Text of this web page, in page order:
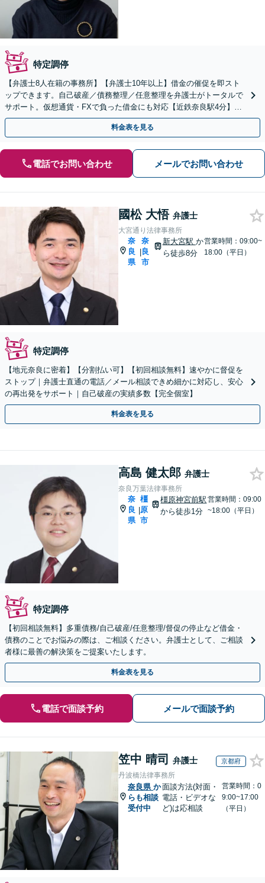
特定調停
【弁護士8人在籍の事務所】【弁護士10年以上】借金の催促を即スト
ップできます。自己破産／債務整理／任意整理を弁護士がトータルで
サポート。仮想通貨・FXで負った借金にも対応【近鉄奈良駅4分】
【夜間・休日の相談可能】【オンライン相談可能】
料金表を見る
電話でお問い合わせ メールでお問い合わせ
國松 大悟 弁護士
大宮通り法律事務所
奈
良
県
|
奈
良
市
新大宮駅 か
ら徒歩8分
営業時間：09:00~
18:00（平日）
特定調停
【地元奈良に密着】【分割払い可】【初回相談無料】速やかに督促を
ストップ｜弁護士直通の電話／メール相談できめ細かに対応し、安心
の再出発をサポート｜自己破産の実績多数【完全個室】
料金表を見る
高島 健太郎 弁護士
奈良万葉法律事務所
奈
良
県
|
橿
原
市
橿原神宮前駅
から徒歩1分
営業時間：09:00
~18:00（平日）
特定調停
【初回相談無料】多重債務/自己破産/任意整理/督促の停止など借金・
債務のことでお悩みの際は、ご相談ください。弁護士として、ご相談
者様に最善の解決策をご提案いたします。
料金表を見る
電話で面談予約 メールで面談予約
笠中 晴司 弁護士 京都府
丹波橋法律事務所
奈良県 か
らも相談
受付中
面談方法(対面・
電話・ビデオな
ど)は応相談
営業時間：0
9:00~17:00
（平日）